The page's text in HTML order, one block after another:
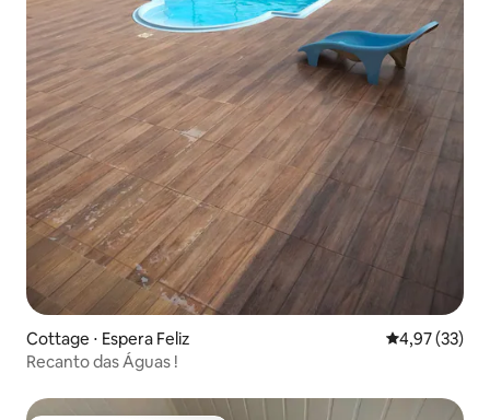
Cottage ⋅ Espera Feliz Évaluation
4,97 (33)
Recanto das Águas !